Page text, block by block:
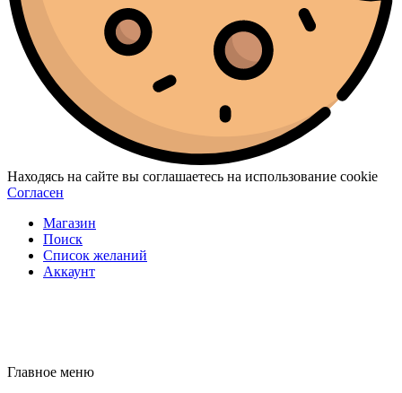
Находясь на сайте вы соглашаетесь на использование cookie
Согласен
Магазин
Поиск
Список желаний
Аккаунт
Главное меню